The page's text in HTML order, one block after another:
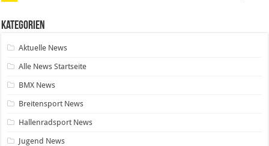
Kategorien
Aktuelle News
Alle News Startseite
BMX News
Breitensport News
Hallenradsport News
Jugend News